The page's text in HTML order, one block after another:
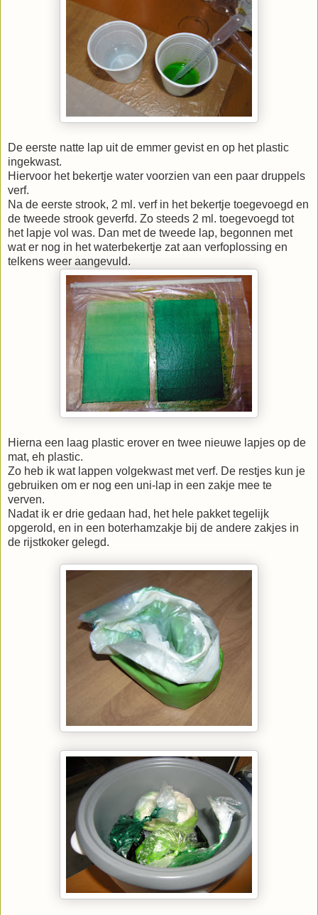
De eerste natte lap uit de emmer gevist en op het plastic
ingekwast.
Hiervoor het bekertje water voorzien van een paar druppels
verf.
Na de eerste strook, 2 ml. verf in het bekertje toegevoegd en
de tweede strook geverfd. Zo steeds 2 ml. toegevoegd tot
het lapje vol was. Dan met de tweede lap, begonnen met
wat er nog in het waterbekertje zat aan verfoplossing en
telkens weer aangevuld.
Hierna een laag plastic erover en twee nieuwe lapjes op de
mat, eh plastic.
Zo heb ik wat lappen volgekwast met verf. De restjes kun je
gebruiken om er nog een uni-lap in een zakje mee te
verven.
Nadat ik er drie gedaan had, het hele pakket tegelijk
opgerold, en in een boterhamzakje bij de andere zakjes in
de rijstkoker gelegd.